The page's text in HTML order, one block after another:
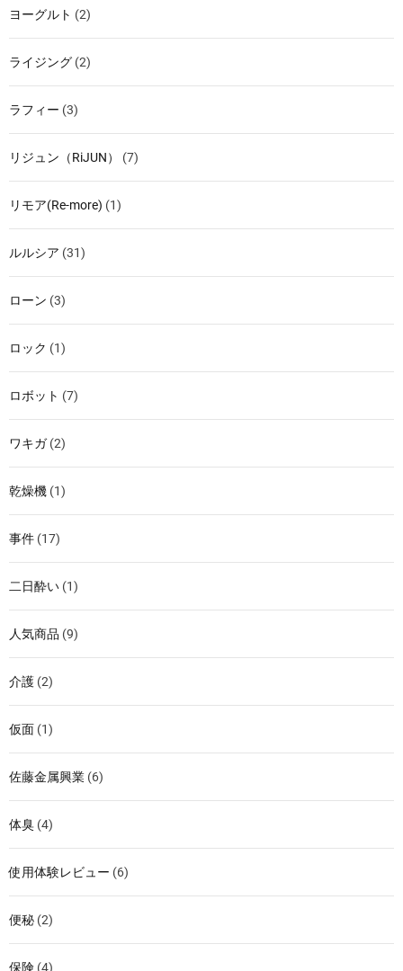
ヨーグルト (2)
ライジング (2)
ラフィー (3)
リジュン（RiJUN） (7)
リモア(Re-more) (1)
ルルシア (31)
ローン (3)
ロック (1)
ロボット (7)
ワキガ(2)
乾燥機 (1)
事件 (17)
二日酔い (1)
人気商品 (9)
介護 (2)
仮面 (1)
佐藤金属興業 (6)
体臭 (4)
使用体験レビュー (6)
便秘 (2)
保険 (4)